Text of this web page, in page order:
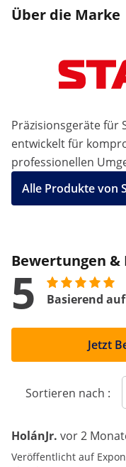
Über die Marke
Präzisionsgeräte für
entwickelt für
professionellen
Alle Produkte von
Bewertungen &
5 Basierend
Jetzt
Sortieren nach :
HolánJr. vor 2
Veröffentlicht auf